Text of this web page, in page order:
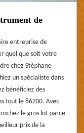
de
entreprise de
quel que soit votre
chez Stéphane
un spécialiste dans
bénéficiez des
tout le 86200. Avec
le gros lot parce
prix de la